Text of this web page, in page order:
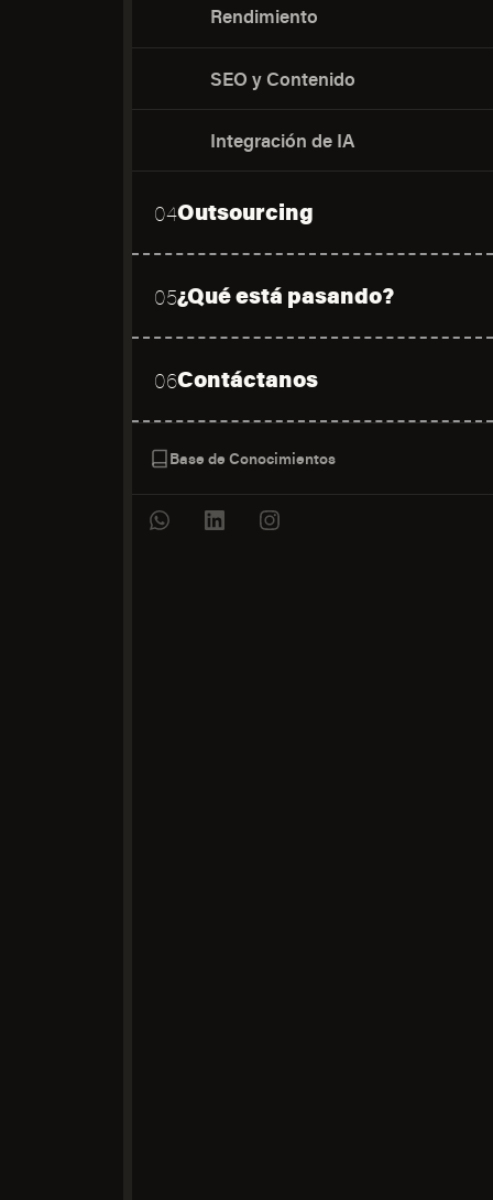
Rendimiento
SEO y Contenido
Integración de IA
04Outsourcing
05¿Qué está pasando?
06Contáctanos
Base de Conocimientos